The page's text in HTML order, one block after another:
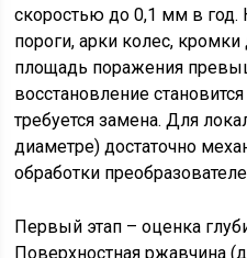
скоростью до 0,1 мм в
пороги, арки колес,
площадь поражения
восстановление
требуется замена. Для
диаметре) достаточно
обработки
Первый этап – оценка
Поверхностная ржавчина